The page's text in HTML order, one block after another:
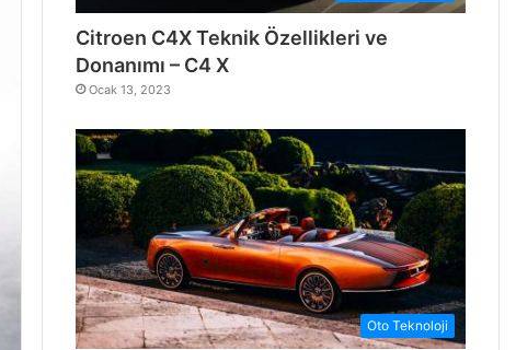
Citroen C4X Teknik Özellikleri ve
Donanımı – C4 X
Ocak 13, 2023
Oto Teknoloji